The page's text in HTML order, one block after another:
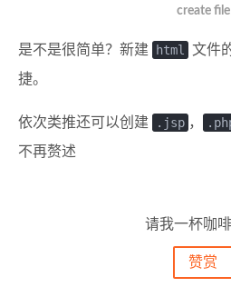
create file
是不是很简单？新建 html
文件
捷。
依次类推还可以创建 .jsp ，
不再赘述
请我一杯咖啡
赞赏